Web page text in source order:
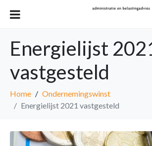
Energielijst
vastgesteld
Home
Ondernemingswinst
Energielijst 2021 vastgesteld